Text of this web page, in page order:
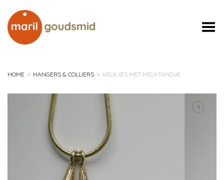
Toggle Menu
HOME » HANGERS & COLLIERS » KELKJES MET MELKTANDJE